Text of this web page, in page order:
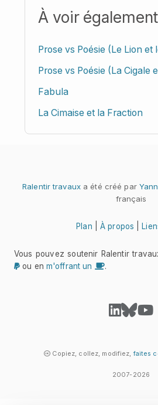
À voir également
Prose vs Poésie (Le Lion et
Prose vs Poésie (La Cigale
Fabula
La Cimaise et la Fraction
Ralentir travauxa été créé par
français
Plan |À propos
Vous pouvez soutenir Ralentir
ou en m'offrant un .
Copiez, collez, modifiez,faites
2007-2026